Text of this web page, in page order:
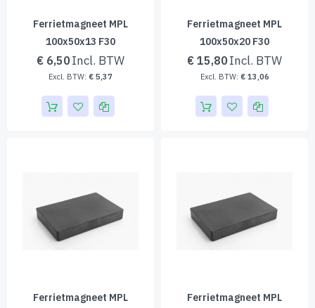
Ferrietmagneet MPL
100x50x13 F30
€ 6,50
€ 5,37
Ferrietmagneet MPL
100x50x20 F30
€ 15,80
€ 13,06
Ferrietmagneet MPL
Ferrietmagneet MPL